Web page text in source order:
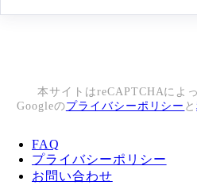
本サイトはreCAPTCHAによ
Googleのプライバシーポリシー と
FAQ
プライバシーポリシー
お問い合わせ